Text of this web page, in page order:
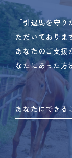
「引退馬を守り
ただいておりま
あなたのご支援
なたにあった方
あなたにできる